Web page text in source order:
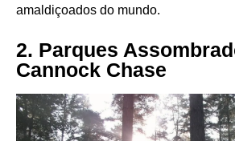
amaldiçoados do mundo.
2. ​Parques
Cannock Chase